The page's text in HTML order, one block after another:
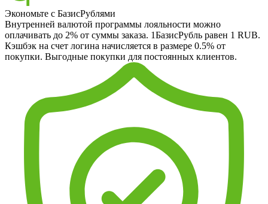
Экономьте с БазисРублями
Внутренней валютой программы лояльности можно
оплачивать до 2% от суммы заказа. 1БазисРубль равен 1 RUB.
Кэшбэк на счет логина начисляется в размере 0.5% от
покупки. Выгодные покупки для постоянных клиентов.